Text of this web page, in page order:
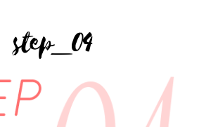
step_04